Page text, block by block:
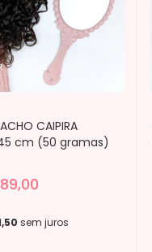
CAIPIRA
45 cm (50 gramas)
sem juros